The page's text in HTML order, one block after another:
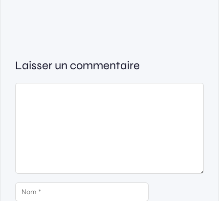
Laisser un commentaire
Nom